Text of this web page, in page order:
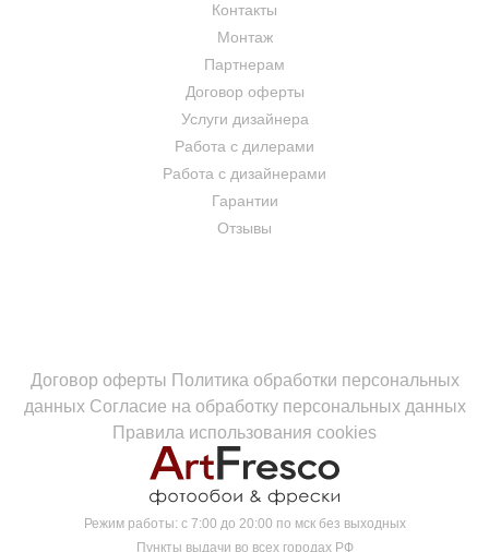
Контакты
Монтаж
Партнерам
Договор оферты
Услуги дизайнера
Работа с дилерами
Работа с дизайнерами
Гарантии
Отзывы
Договор оферты Политика обработки персональных
данных Согласие на обработку персональных данных
Правила использования cookies
Режим работы: с 7:00 до 20:00 по мск без выходных
Пункты выдачи во всех городах РФ